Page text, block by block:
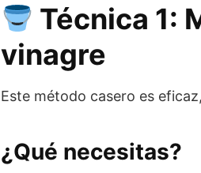
Técnica 1:
vinagre
Este método casero es
¿Qué necesitas?